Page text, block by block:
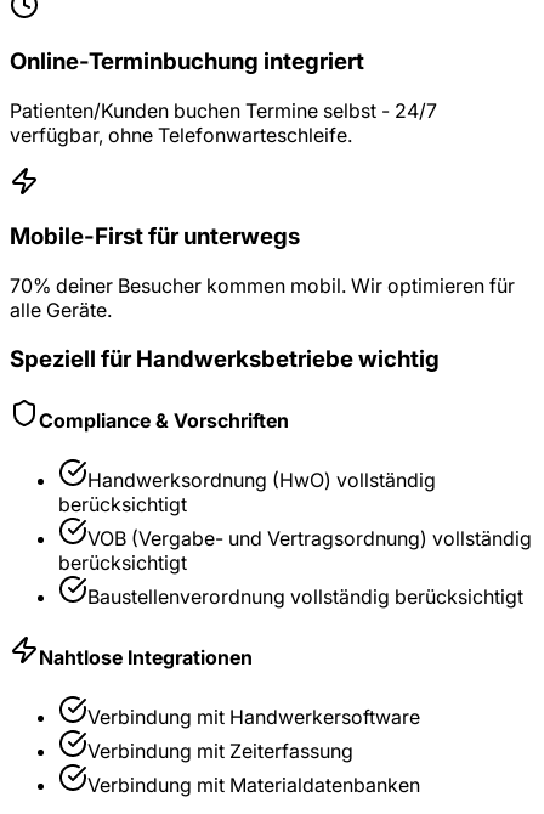
Online-Terminbuchung integriert
Patienten/Kunden buchen Termine selbst - 24/7
verfügbar, ohne Telefonwarteschleife.
Mobile-First für unterwegs
70% deiner Besucher kommen mobil. Wir optimieren für
alle Geräte.
Speziell fürHandwerksbetriebewichtig
Compliance & Vorschriften
Handwerksordnung (HwO) vollständig
berücksichtigt
VOB (Vergabe- und Vertragsordnung) vollständig
berücksichtigt
Baustellenverordnung vollständig berücksichtigt
Nahtlose Integrationen
Verbindung mit Handwerkersoftware
Verbindung mit Zeiterfassung
Verbindung mit Materialdatenbanken